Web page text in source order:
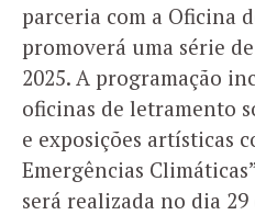
parceria com a Oficina
promoverá uma série
2025. A programação
oficinas de letramento
e exposições artísticas
Emergências
será realizada no dia 29